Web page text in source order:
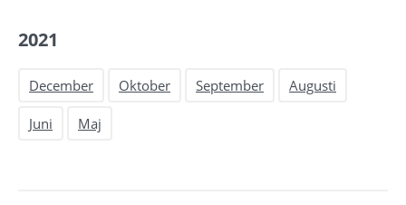
2021
December Oktober September Augusti
Juni Maj